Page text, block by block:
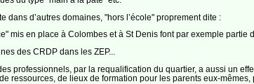
dans d’autres domaines, "hors l’école" proprement dite :
mis en place à Colombes et à St Denis font par exemple partie
des CRDP dans les ZEP...
professionnels, par la requalification du quartier, a aussi un
ressources, de lieux de formation pour les parents eux-mêmes,